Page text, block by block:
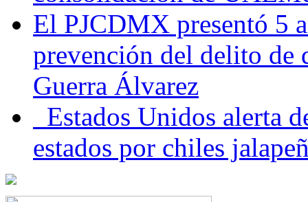
El PJCDMX presentó 5
prevención del delito de
Guerra Álvarez
Estados Unidos alerta
estados por chiles